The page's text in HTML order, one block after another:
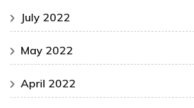
July 2022
May 2022
April 2022